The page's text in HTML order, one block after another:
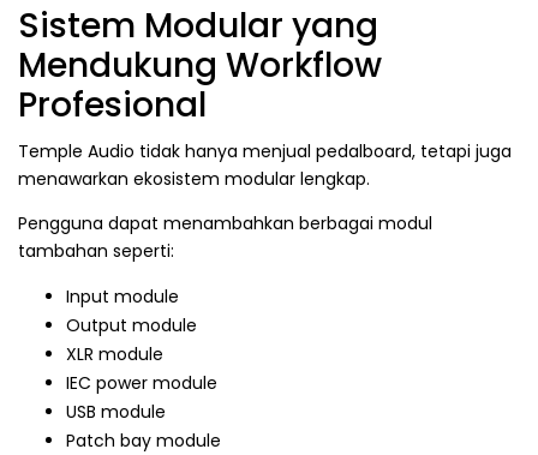
Sistem Modular yang
Mendukung Workflow
Profesional
Temple Audio tidak hanya menjual pedalboard, tetapi juga
menawarkan ekosistem modular lengkap.
Pengguna dapat menambahkan berbagai modul
tambahan seperti:
Input module
Output module
XLR module
IEC power module
USB module
Patch bay module